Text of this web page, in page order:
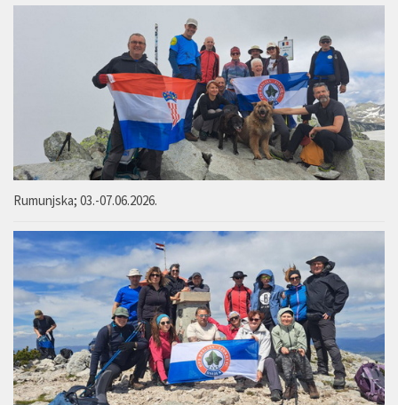
Rumunjska; 03.-07.06.2026.